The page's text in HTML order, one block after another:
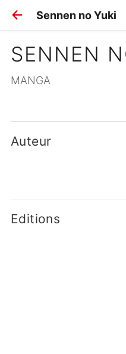
Sennen no Yuki
SENNEN
MANGA
Auteur
Editions